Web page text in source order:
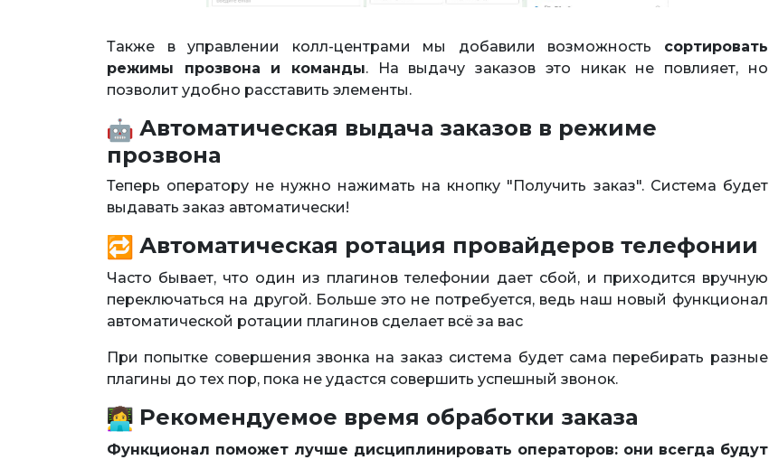
Также в управлении колл-центрами мы добавили возможность сортировать
режимы прозвона и команды. На выдачу заказов это никак не повлияет, но
позволит удобно расставить элементы.
Автоматическая выдача заказов в режиме
прозвона
Теперь оператору не нужно нажимать на кнопку "Получить заказ". Система будет
выдавать заказ автоматически!
Автоматическая ротация провайдеров телефонии
Часто бывает, что один из плагинов телефонии дает сбой, и приходится вручную
переключаться на другой. Больше это не потребуется, ведь наш новый функционал
автоматической ротации плагинов сделает всё за вас
При попытке совершения звонка на заказ система будет сама перебирать разные
плагины до тех пор, пока не удастся совершить успешный звонок.
Рекомендуемое время обработки заказа
Функционал поможет лучше дисциплинировать операторов: они всегда будут